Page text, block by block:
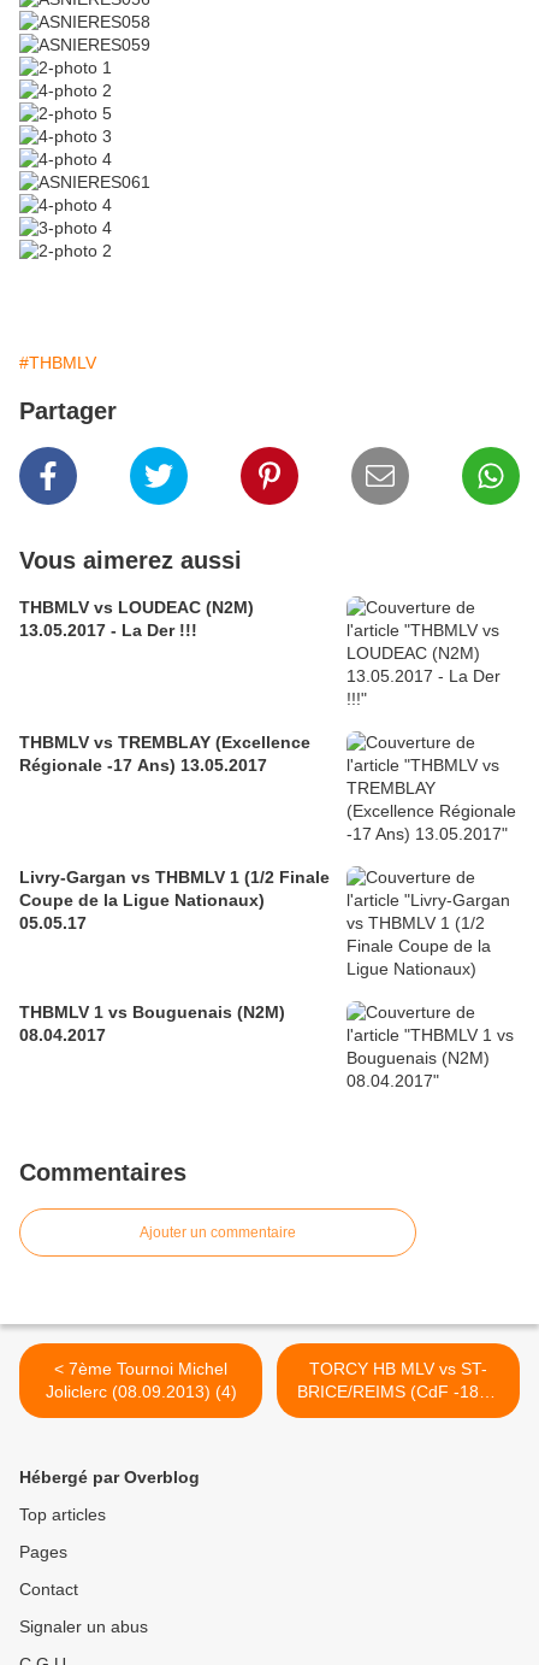
#THBMLV
Partager
Vous aimerez aussi
THBMLV vs LOUDEAC (N2M)
13.05.2017 - La Der !!!
THBMLV vs TREMBLAY (Excellence
Régionale -17 Ans) 13.05.2017
Livry-Gargan vs THBMLV 1 (1/2 Finale
Coupe de la Ligue Nationaux)
05.05.17
THBMLV 1 vs Bouguenais (N2M)
08.04.2017
Commentaires
Ajouter un commentaire
< 7ème Tournoi Michel
Joliclerc (08.09.2013) (4)
TORCY HB MLV vs ST-
BRICE/REIMS (CdF -18M)
14.09.2013 >
Hébergé par Overblog
Top articles
Pages
Contact
Signaler un abus